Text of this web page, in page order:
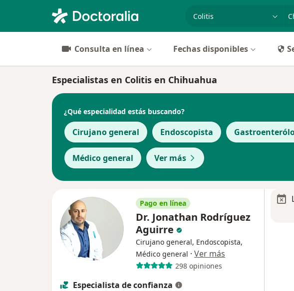
Consulta en línea Fechas disponibles
Especialistas en Colitis en Chihuahua
¿Qué especialidad estás buscando?
Cirujano general Endoscopista
Médico general Ver más
Pago en línea
Dr. Jonathan Rodríguez
Aguirre
Cirujano general, Endoscopista,
Médico general · Ver más
298 opiniones
Especialista de confianza